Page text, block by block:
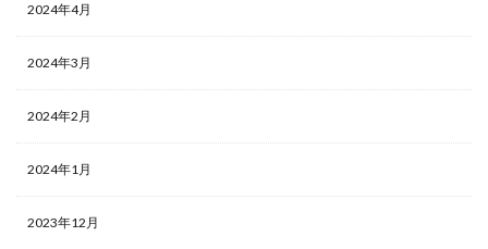
2024年4月
2024年3月
2024年2月
2024年1月
2023年12月